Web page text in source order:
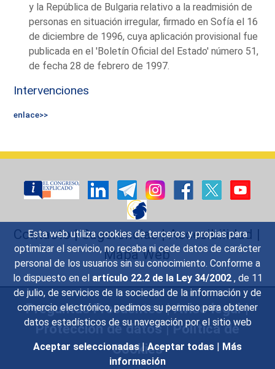
Esta web utiliza cookies de terceros y propias para
optimizar el servicio, no recaba ni cede datos de carácter
personal de los usuarios sin su conocimiento. Conforme a
lo dispuesto en el artículo 22.2 de la Ley 34/2002 , de 11
de julio, de servicios de la sociedad de la información y de
comercio electrónico, pedimos su permiso para obtener
datos estadísticos de su navegación por el sitio web
Aceptar seleccionadas | Aceptar todas | Más
información
y la República de Bulgaria relativo a la readmisión de
personas en situación irregular, firmado en Sofía el 16
de diciembre de 1996, cuya aplicación provisional fue
publicada en el 'Boletín Oficial del Estado' número 51,
de fecha 28 de febrero de 1997.
Intervenciones
enlace>>
Contacto|Sugerencias|Accesibilidad |
Mapa Web
Preguntas Frecuentes|Aviso legal|
Protección de datos|Política de
Cookies